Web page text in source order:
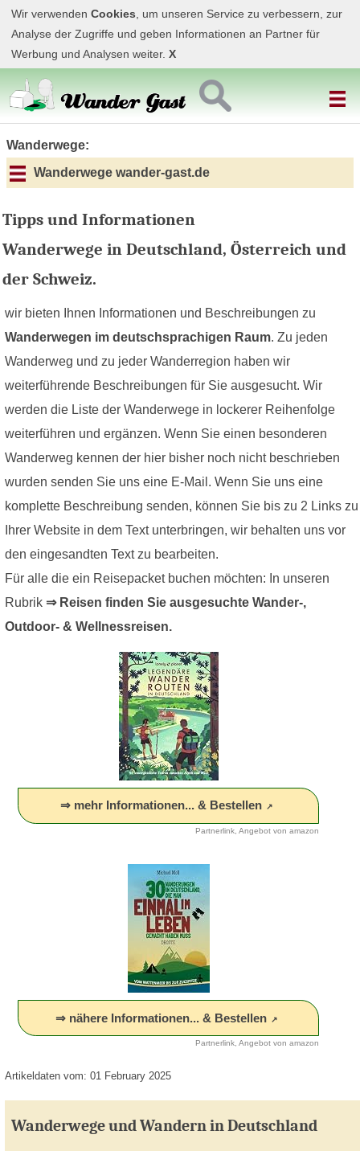
Wir verwenden Cookies , um unseren Service zu verbessern, zur
Analyse der Zugriffe und geben Informationen an Partner für
Werbung und Analysen weiter. X
Wanderwege:
Wanderwege wander-gast.de
Tipps und Informationen
Wanderwege in Deutschland, Österreich und
der Schweiz.
wir bieten Ihnen Informationen und Beschreibungen zu
Wanderwegen im deutschsprachigen Raum. Zu jeden
Wanderweg und zu jeder Wanderregion haben wir
weiterführende Beschreibungen für Sie ausgesucht. Wir
werden die Liste der Wanderwege in lockerer Reihenfolge
weiterführen und ergänzen. Wenn Sie einen besonderen
Wanderweg kennen der hier bisher noch nicht beschrieben
wurden senden Sie uns eine E-Mail. Wenn Sie uns eine
komplette Beschreibung senden, können Sie bis zu 2 Links zu
Ihrer Website in dem Text unterbringen, wir behalten uns vor
den eingesandten Text zu bearbeiten.
Für alle die ein Reisepacket buchen möchten: In unseren
Rubrik ⇒ Reisen finden Sie ausgesuchte Wander-,
Outdoor- & Wellnessreisen.
⇒ mehr Informationen... & Bestellen
Partnerlink, Angebot von amazon
⇒ nähere Informationen... & Bestellen
Partnerlink, Angebot von amazon
Artikeldaten vom: 01 February 2025
Wanderwege und Wandern in Deutschland